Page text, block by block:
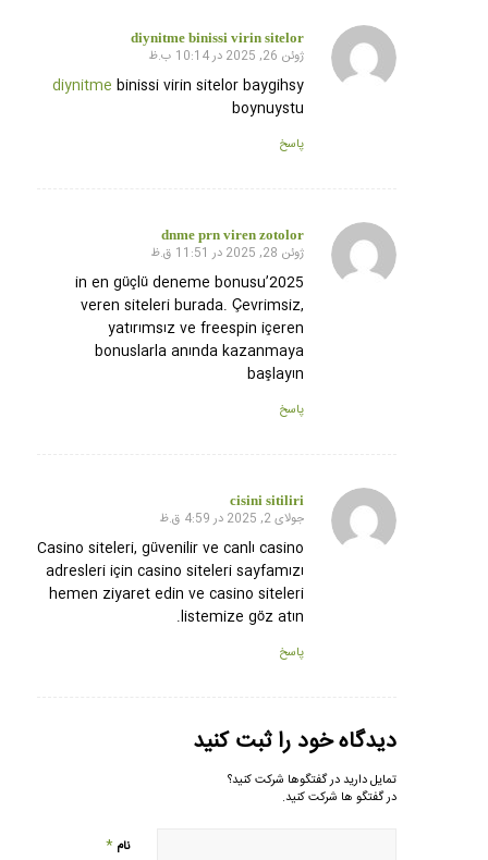
diynitme binissi virin sitelor
گفته:ژوئن 26, 2025 در 10:14 ب.ظ
diynitme binissi virin sitelor baygihsy
boynuystu
پاسخ
dnme prn viren zotolor
گفته:ژوئن 28, 2025 در 11:51 ق.ظ
2025’in en güçlü deneme bonusu
veren siteleri burada. Çevrimsiz,
yatırımsız ve freespin içeren
bonuslarla anında kazanmaya
başlayın
پاسخ
cisini sitiliri
گفته:
جولای 2, 2025 در 4:59 ق.ظ
Casino siteleri, güvenilir ve canlı casino
adresleri için casino siteleri sayfamızı
hemen ziyaret edin ve casino siteleri
listemize göz atın.
پاسخ
دیدگاه خود را ثبت کنید
تمایل دارید در گفتگوها شرکت کنید؟
در گفتگو ها شرکت کنید.
نام *